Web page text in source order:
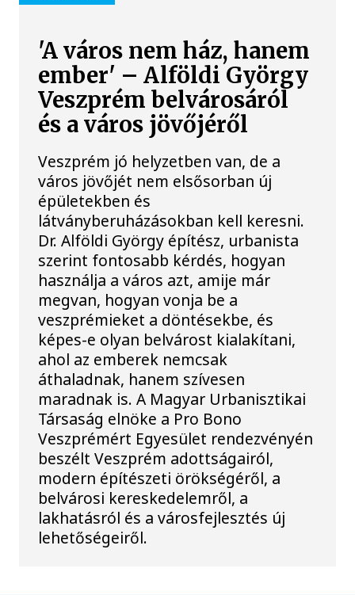
'A város nem ház, hanem
ember' – Alföldi György
Veszprém belvárosáról
és a város jövőjéről
Veszprém jó helyzetben van, de a
város jövőjét nem elsősorban új
épületekben és
látványberuházásokban kell keresni.
Dr. Alföldi György építész, urbanista
szerint fontosabb kérdés, hogyan
használja a város azt, amije már
megvan, hogyan vonja be a
veszprémieket a döntésekbe, és
képes-e olyan belvárost kialakítani,
ahol az emberek nemcsak
áthaladnak, hanem szívesen
maradnak is. A Magyar Urbanisztikai
Társaság elnöke a Pro Bono
Veszprémért Egyesület rendezvényén
beszélt Veszprém adottságairól,
modern építészeti örökségéről, a
belvárosi kereskedelemről, a
lakhatásról és a városfejlesztés új
lehetőségeiről.